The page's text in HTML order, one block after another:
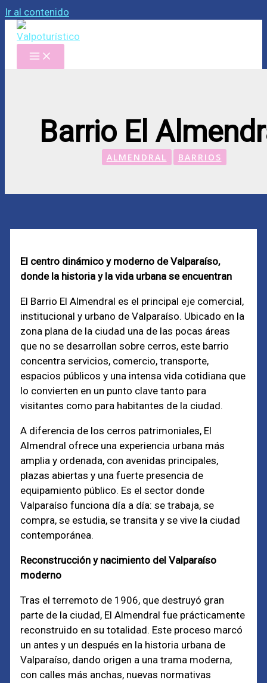
Ir al contenido
Barrio El
ALMENDRAL BARRIOS
El centro dinámico y moderno de Valparaíso,
donde la historia y la vida urbana se encuentran
El Barrio El Almendral es el principal eje comercial,
institucional y urbano de Valparaíso. Ubicado en la
zona plana de la ciudad una de las pocas áreas
que no se desarrollan sobre cerros, este barrio
concentra servicios, comercio, transporte,
espacios públicos y una intensa vida cotidiana que
lo convierten en un punto clave tanto para
visitantes como para habitantes de la ciudad.
A diferencia de los cerros patrimoniales, El
Almendral ofrece una experiencia urbana más
amplia y ordenada, con avenidas principales,
plazas abiertas y una fuerte presencia de
equipamiento público. Es el sector donde
Valparaíso funciona día a día: se trabaja, se
compra, se estudia, se transita y se vive la ciudad
contemporánea.
Reconstrucción y nacimiento del Valparaíso
moderno
Tras el terremoto de 1906, que destruyó gran
parte de la ciudad, El Almendral fue prácticamente
reconstruido en su totalidad. Este proceso marcó
un antes y un después en la historia urbana de
Valparaíso, dando origen a una trama moderna,
con calles más anchas, nuevas normativas